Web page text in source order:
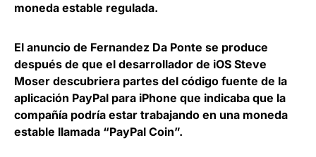
moneda estable regulada.
El anuncio de Fernandez Da Ponte se produce
después de que el desarrollador de iOS Steve
Moser descubriera partes del código fuente de la
aplicación PayPal para iPhone que indicaba que la
compañía podría estar trabajando en una moneda
estable llamada “PayPal Coin”.